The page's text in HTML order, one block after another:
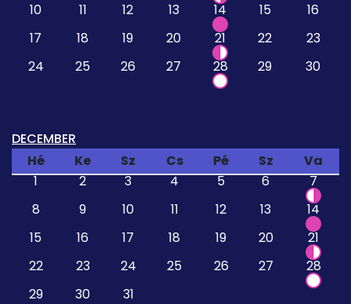
10
11 12 13 14 15
16
17
18 19 20 21 22
23
24
25 26 27 28 29 30
DECEMBER
Hé
Ke Sz Cs Pé Sz
Va
1
2 3 4 5 6
7
8
9 10 11 12 13
14
15
16 17 18 19 20
21
22
23 24 25 26 27
28
29
30 31